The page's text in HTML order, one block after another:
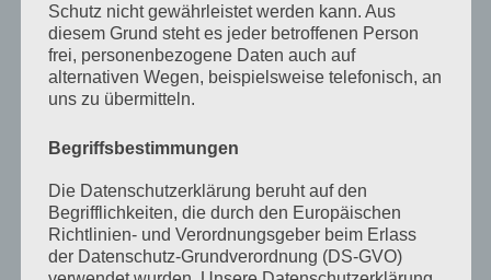
September 2023
Juli 2023
Juni 2023
März 2023
Februar 2023
Schutz nicht gewährleistet werden kann. Aus
diesem Grund steht es jeder betroffenen Person
frei, personenbezogene Daten auch auf
alternativen Wegen, beispielsweise telefonisch, an
uns zu übermitteln.
Begriffsbestimmungen
Die Datenschutzerklärung beruht auf den
Begrifflichkeiten, die durch den Europäischen
Richtlinien- und Verordnungsgeber beim Erlass
der Datenschutz-Grundverordnung (DS-GVO)